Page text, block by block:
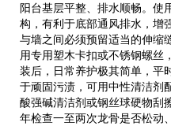
阳台基层平整、排水顺畅。使
构，有利于底部通风排水，增
与墙之间必须预留适当的伸缩
用专用塑木卡扣或不锈钢螺丝
装后，日常养护极其简单，平
于顽固污渍，可用中性清洁剂
酸强碱清洁剂或钢丝球硬物刮
年检查一至两次龙骨是否松动